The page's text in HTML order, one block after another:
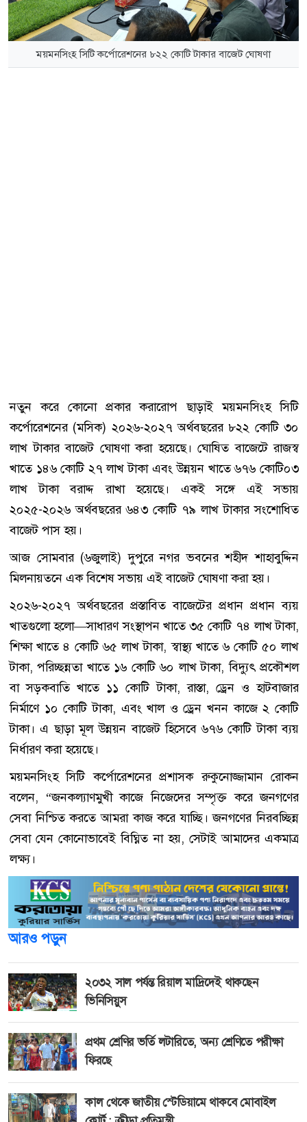
ময়মনসিংহ সিটি কর্পোরেশনের ৮২২ কোটি টাকার বাজেট ঘোষণা
নতুন করে কোনো প্রকার করারোপ ছাড়াই ময়মনসিংহ সিটি
কর্পোরেশনের (মসিক) ২০২৬-২০২৭ অর্থবছরের ৮২২ কোটি ৩০
লাখ টাকার বাজেট ঘোষণা করা হয়েছে। ঘোষিত বাজেটে রাজস্ব
খাতে ১৪৬ কোটি ২৭ লাখ টাকা এবং উন্নয়ন খাতে ৬৭৬ কোটি০৩
লাখ টাকা বরাদ্দ রাখা হয়েছে। একই সঙ্গে এই সভায়
২০২৫-২০২৬ অর্থবছরের ৬৪৩ কোটি ৭৯ লাখ টাকার সংশোধিত
বাজেট পাস হয়।
আজ সোমবার (৬জুলাই) দুপুরে নগর ভবনের শহীদ শাহাবুদ্দিন
মিলনায়তনে এক বিশেষ সভায় এই বাজেট ঘোষণা করা হয়।
২০২৬-২০২৭ অর্থবছরের প্রস্তাবিত বাজেটের প্রধান প্রধান ব্যয়
খাতগুলো হলো—সাধারণ সংস্থাপন খাতে ৩৫ কোটি ৭৪ লাখ টাকা,
শিক্ষা খাতে ৪ কোটি ৬৫ লাখ টাকা, স্বাস্থ্য খাতে ৬ কোটি ৫০ লাখ
টাকা, পরিচ্ছন্নতা খাতে ১৬ কোটি ৬০ লাখ টাকা, বিদ্যুৎ প্রকৌশল
বা সড়কবাতি খাতে ১১ কোটি টাকা, রাস্তা, ড্রেন ও হাটবাজার
নির্মাণে ১০ কোটি টাকা, এবং খাল ও ড্রেন খনন কাজে ২ কোটি
টাকা। এ ছাড়া মূল উন্নয়ন বাজেট হিসেবে ৬৭৬ কোটি টাকা ব্যয়
নির্ধারণ করা হয়েছে।
ময়মনসিংহ সিটি কর্পোরেশনের প্রশাসক রুকুনোজ্জামান রোকন
বলেন, “জনকল্যাণমুখী কাজে নিজেদের সম্পৃক্ত করে জনগণের
সেবা নিশ্চিত করতে আমরা কাজ করে যাচ্ছি। জনগণের নিরবচ্ছিন্ন
সেবা যেন কোনোভাবেই বিঘ্নিত না হয়, সেটাই আমাদের একমাত্র
লক্ষ্য।
আরও পড়ুন
২০৩২ সাল পর্যন্ত রিয়াল মাদ্রিদেই থাকছেন
ভিনিসিয়ুস
প্রথম শ্রেণির ভর্তি লটারিতে, অন্য শ্রেণিতে পরীক্ষা
ফিরছে
কাল থেকে জাতীয় স্টেডিয়ামে থাকবে মোবাইল